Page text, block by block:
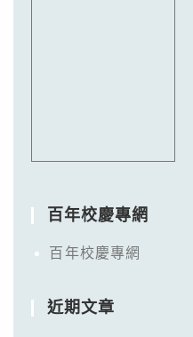
百年校慶專網
百年校慶專網
近期文章